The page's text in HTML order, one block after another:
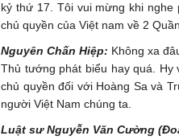
kỷ thứ 17. Tôi vui mừng khi
chủ quyền của Việt nam về 2
Nguyên Chấn Hiệp: Không xa
Thủ tướng phát biểu hay quá.
chủ quyền đối với Hoàng Sa và
người Việt Nam chúng ta.
Luật sư Nguyễn Văn Cường